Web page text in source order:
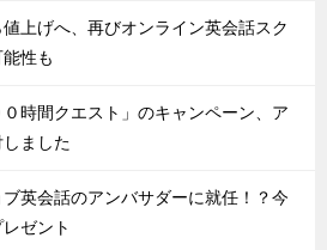
上げへ、再びオンライン英会話スク
性も
０時間クエスト」のキャンペーン、ア
ました
英会話のアンバサダーに就任！？今
ゼント